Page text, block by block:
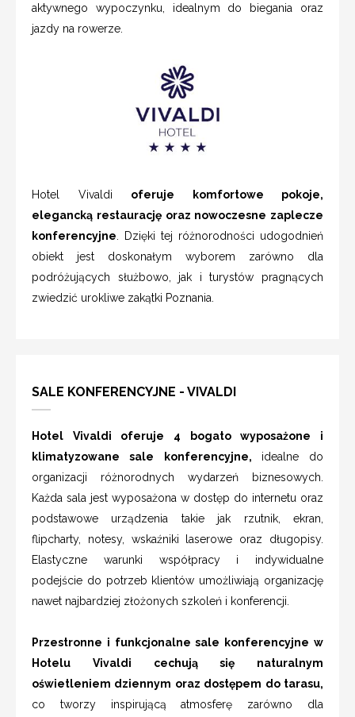
aktywnego wypoczynku, idealnym do biegania oraz
jazdy na rowerze.
Hotel Vivaldi oferuje komfortowe pokoje,
elegancką restaurację oraz nowoczesne zaplecze
konferencyjne . Dzięki tej różnorodności udogodnień
obiekt jest doskonałym wyborem zarówno dla
podróżujących służbowo, jak i turystów pragnących
zwiedzić urokliwe zakątki Poznania.
SALE KONFERENCYJNE - VIVALDI
Hotel Vivaldi oferuje 4 bogato wyposażone i
klimatyzowane sale konferencyjne, idealne do
organizacji różnorodnych wydarzeń biznesowych.
Każda sala jest wyposażona w dostęp do internetu oraz
podstawowe urządzenia takie jak rzutnik, ekran,
flipcharty, notesy, wskaźniki laserowe oraz długopisy.
Elastyczne warunki współpracy i indywidualne
podejście do potrzeb klientów umożliwiają organizację
nawet najbardziej złożonych szkoleń i konferencji.
Przestronne i funkcjonalne sale konferencyjne w
Hotelu Vivaldi cechują się naturalnym
oświetleniem dziennym oraz dostępem do tarasu,
co tworzy inspirującą atmosferę zarówno dla